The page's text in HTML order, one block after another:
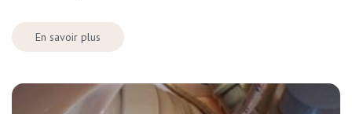
En savoir plus